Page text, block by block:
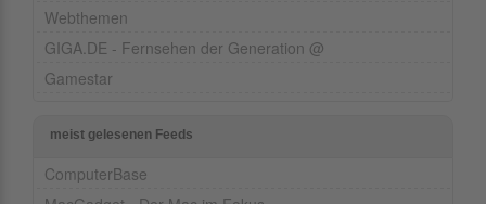
Webthemen
GIGA.DE - Fernsehen der Generation @
Gamestar
meist gelesenen Feeds
ComputerBase